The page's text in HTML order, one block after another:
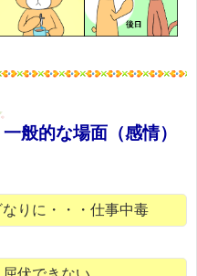
般的な場面（感情）
りに・・・仕事中毒